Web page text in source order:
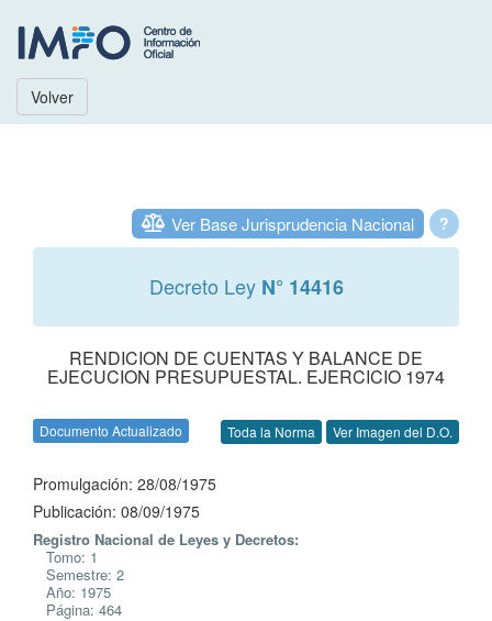
Volver
?
Ver Base Jurisprudencia Nacional
Decreto Ley N° 14416
RENDICION DE CUENTAS Y BALANCE DE
EJECUCION PRESUPUESTAL. EJERCICIO 1974
Documento Actualizado Toda la Norma Ver Imagen del D.O.
Promulgación: 28/08/1975
Publicación: 08/09/1975
Registro Nacional de Leyes y Decretos:
Tomo: 1
Semestre: 2
Año: 1975
Página: 464